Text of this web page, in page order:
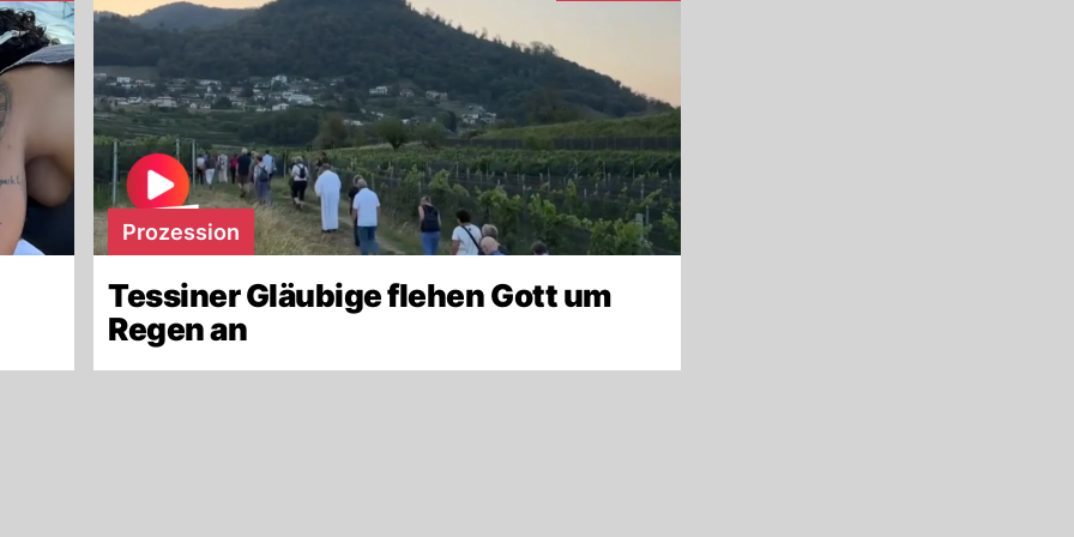
Prozession
Tessiner Gläubige flehen Gott um
Regen an